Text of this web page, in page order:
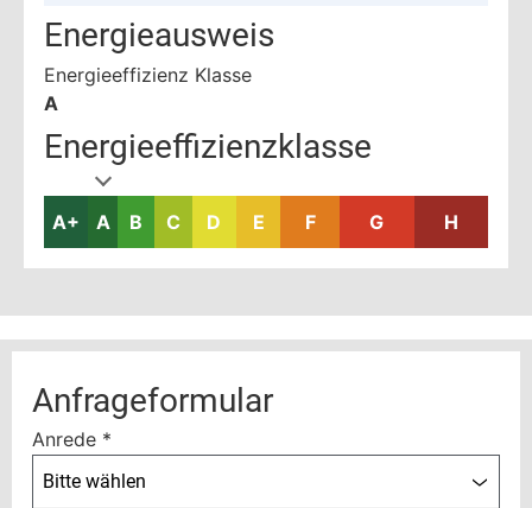
Energieausweis
Energieeffizienz Klasse
A
Energieeffizienzklasse
A+ A B C D E F G H
Anfrageformular
Anrede *
Bitte wählen